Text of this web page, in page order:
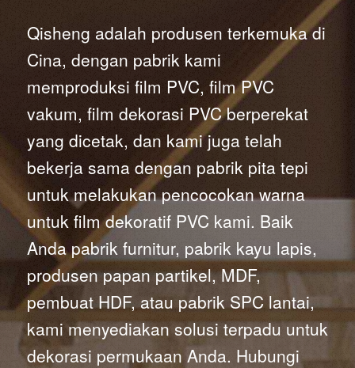
Qisheng adalah produsen terkemuka di
Cina, dengan pabrik kami
memproduksi film PVC, film PVC
vakum, film dekorasi PVC berperekat
yang dicetak, dan kami juga telah
bekerja sama dengan pabrik pita tepi
untuk melakukan pencocokan warna
untuk film dekoratif PVC kami. Baik
Anda pabrik furnitur, pabrik kayu lapis,
produsen papan partikel, MDF,
pembuat HDF, atau pabrik SPC lantai,
kami menyediakan solusi terpadu untuk
dekorasi permukaan Anda. Hubungi